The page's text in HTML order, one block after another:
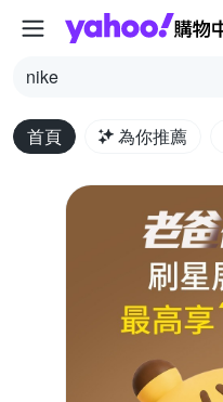
nike
首頁 為你推薦